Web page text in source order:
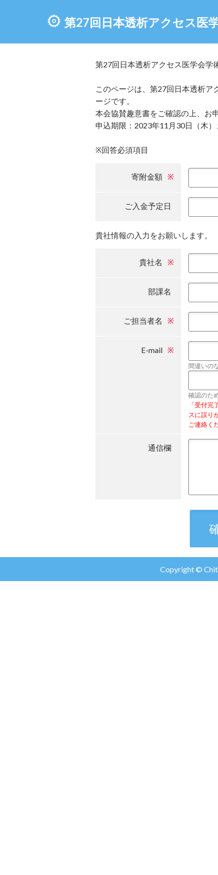
第27回日本透析アクセス医
第27回日本透析アクセス医学会
このページは、第27回日本透析ア
ージです。
本会協賛趣意書をご確認の上、お
申込期限：2023年11月30日（木）
※回答必須項目
寄附金額 ※
ご入金予定日
貴社情報の入力をお願いします。
貴社名 ※
部課名
ご担当者名 ※
E-mail ※
間違いの
確認のた
「受付
スに誤り
ご連絡く
通信欄
Copyright ©